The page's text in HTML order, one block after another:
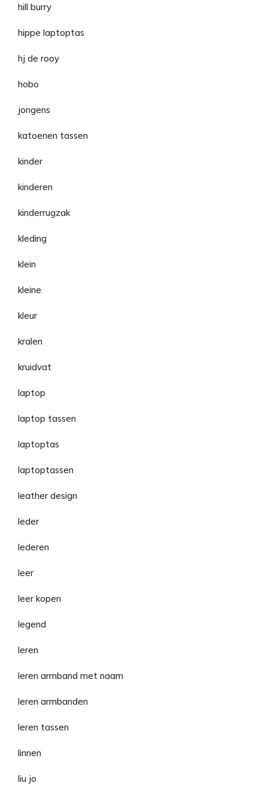
hill burry
hippe laptoptas
hj de rooy
hobo
jongens
katoenen tassen
kinder
kinderen
kinderrugzak
kleding
klein
kleine
kleur
kralen
kruidvat
laptop
laptop tassen
laptoptas
laptoptassen
leather design
leder
lederen
leer
leer kopen
legend
leren
leren armband met naam
leren armbanden
leren tassen
linnen
liu jo